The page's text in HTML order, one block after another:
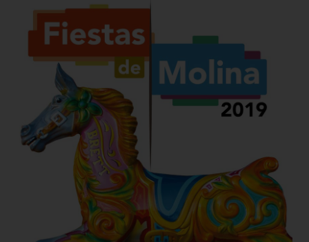
a edificaciones
posteriores al siglo XVIII,
como la Iglesia de la
Asunción, declarada
Monumento Histórico-Artístico en 1983, la ermita de
San Roque, del siglo XIX, o la Ermita de la Virgen de la
Consolación.
Entre sus fiestas, destacan, sobre todo, las dedicadas a
su patrona, la Virgen de la Consolación. Se celebran
durante la primera quincena de septiembre y su origen